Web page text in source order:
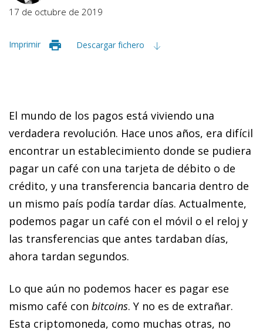
17 de octubre de 2019
Imprimir Descargar fichero
El mundo de los pagos está viviendo una
verdadera revolución. Hace unos años, era difícil
encontrar un establecimiento donde se pudiera
pagar un café con una tarjeta de débito o de
crédito, y una transferencia bancaria dentro de
un mismo país podía tardar días. Actualmente,
podemos pagar un café con el móvil o el reloj y
las transferencias que antes tardaban días,
ahora tardan segundos.
Lo que aún no podemos hacer es pagar ese
mismo café con bitcoins. Y no es de extrañar.
Esta criptomoneda, como muchas otras, no